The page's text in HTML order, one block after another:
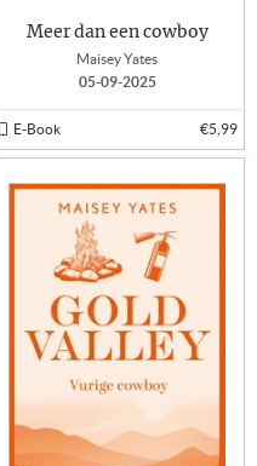
Meer dan een cowboy
Maisey Yates
05-09-2025
E-Book €5,99